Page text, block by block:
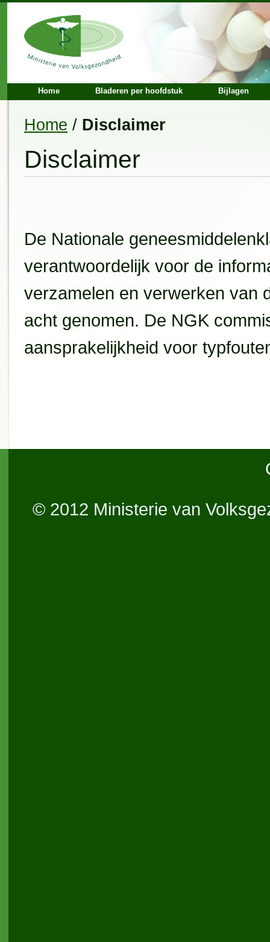
Home Bladeren per hoofdstuk Bijlagen
Home / Disclaimer
Disclaimer
De Nationale
verantwoordelijk voor de
verzamelen en verwerken van
acht genomen. De NGK
aansprakelijkheid voor
© 2012 Ministerie van